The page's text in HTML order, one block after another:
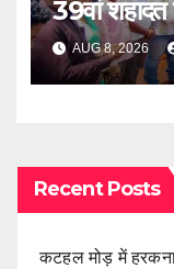
39वां शहादत
AUG 8, 2026
Recent Posts
कटहल मोड़ में